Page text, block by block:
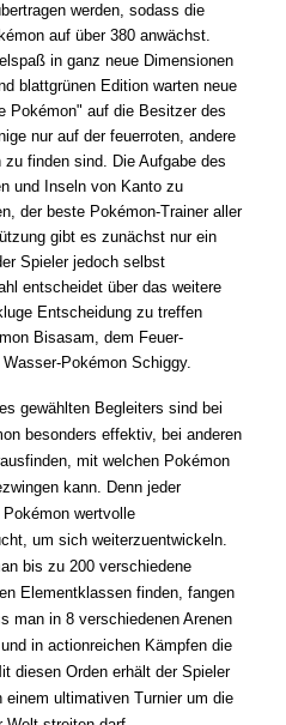
werden, sodass die
auf über 380 anwächst.
in ganz neue Dimensionen
blattgrünen Edition warten neue
Pokémon" auf die Besitzer des
nur auf der feuerroten, andere
finden sind. Die Aufgabe des
und Inseln von Kanto zu
der beste Pokémon-Trainer aller
gibt es zunächst nur ein
Spieler jedoch selbst
entscheidet über das weitere
Entscheidung zu treffen
Bisasam, dem Feuer-
Pokémon Schiggy.
gewählten Begleiters sind bei
besonders effektiv, bei anderen
mit welchen Pokémon
kann. Denn jeder
wertvolle
um sich weiterzuentwickeln.
bis zu 200 verschiedene
Elementklassen finden, fangen
man in 8 verschiedenen Arenen
in actionreichen Kämpfen die
diesen Orden erhält der Spieler
ultimativen Turnier um die